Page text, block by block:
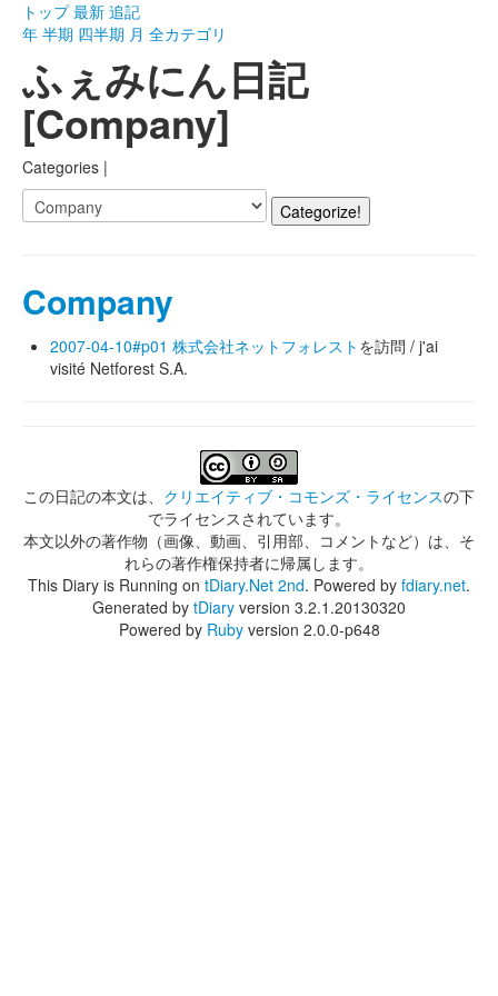
トップ 最新 追記
年 半期 四半期 月 全カテゴリ
ふぇみにん日記
[Company]
Categories |
Company
2007-04-10#p01 株式会社ネットフォレスト を訪問 / j'ai
visité Netforest S.A.
この日記の本文は、 クリエイティブ・コモンズ・ライセンスの下
でライセンスされています。
本文以外の著作物（画像、動画、引用部、コメントなど）は、そ
れらの著作権保持者に帰属します。
This Diary is Running on tDiary.Net 2nd. Powered by fdiary.net.
Generated by tDiary version 3.2.1.20130320
Powered by Rubyversion 2.0.0-p648